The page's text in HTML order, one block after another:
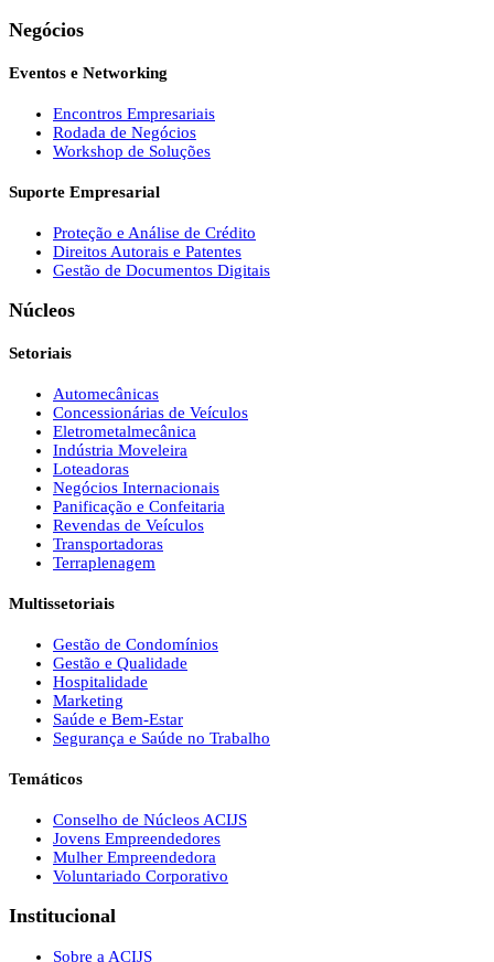
Negócios
Eventos e Networking
Encontros Empresariais
Rodada de Negócios
Workshop de Soluções
Suporte Empresarial
Proteção e Análise de Crédito
Direitos Autorais e Patentes
Gestão de Documentos Digitais
Núcleos
Setoriais
Automecânicas
Concessionárias de Veículos
Eletrometalmecânica
Indústria Moveleira
Loteadoras
Negócios Internacionais
Panificação e Confeitaria
Revendas de Veículos
Transportadoras
Terraplenagem
Multissetoriais
Gestão de Condomínios
Gestão e Qualidade
Hospitalidade
Marketing
Saúde e Bem-Estar
Segurança e Saúde no Trabalho
Temáticos
Conselho de Núcleos ACIJS
Jovens Empreendedores
Mulher Empreendedora
Voluntariado Corporativo
Institucional
Sobre a ACIJS